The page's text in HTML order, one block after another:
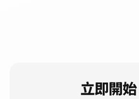
立即開始